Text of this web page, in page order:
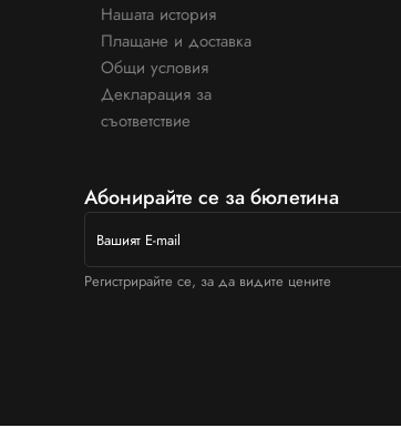
Нашата история
Плащане и доставка
Общи условия
Декларация за
съответствие
Абонирайте се за бюлетина
Регистрирайте се, за да видите цените